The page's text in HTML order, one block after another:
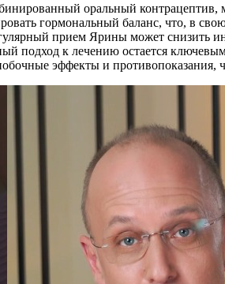
оральный
гормональный баланс, что, в
прием Ярины может снизить
подход к лечению остается
эффекты и противопоказания,